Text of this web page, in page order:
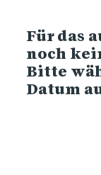
Für das
noch
Bitte
Datum